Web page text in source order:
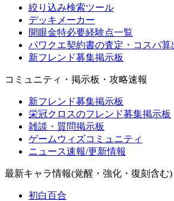
絞り込み検索ツール
デッキメーカー
開眼金特必要経験点一覧
パワクエ契約書の査定・コスパ算
新フレンド募集掲示板
コミュニティ・掲示板・攻略速報
新フレンド募集掲示板
栄冠クロスのフレンド募集掲示板
雑談・質問掲示板
ゲームウィズコミュニティ
ニュース速報/更新情報
最新キャラ情報(覚醒・強化・復刻含む)
初白百合